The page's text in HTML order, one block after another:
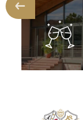
Domaines